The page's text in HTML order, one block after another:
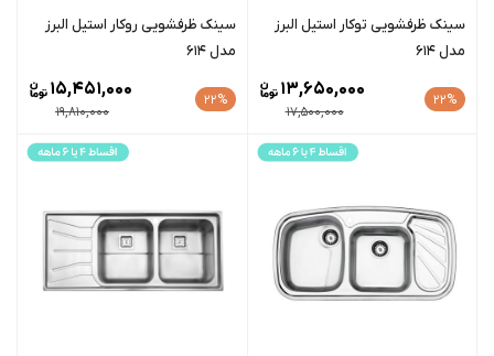
سينک ظرفشویی توکار استیل البرز
مدل 614
22%
17,500,000
13,650,000
سينک ظرفشویی روکار استیل البرز
مدل 614
22%
19,810,000
15,451,000